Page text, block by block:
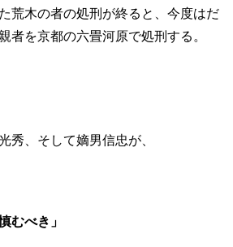
荒木の者の処刑が終ると、今度はだ
者を京都の六畳河原で処刑する。
秀、そして嫡男信忠が、
むべき」